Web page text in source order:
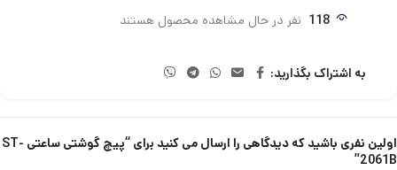
118 نفر در حال مشاهده محصول هستند
به اشتراک بگذارید:
اولین نفری باشید که دیدگاهی را ارسال می کنید برای “پیچ گوشتی ساعتی ST-
2061B”